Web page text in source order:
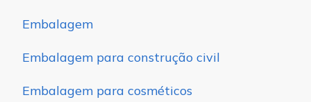
Embalagem
Embalagem para construção civil
Embalagem para cosméticos